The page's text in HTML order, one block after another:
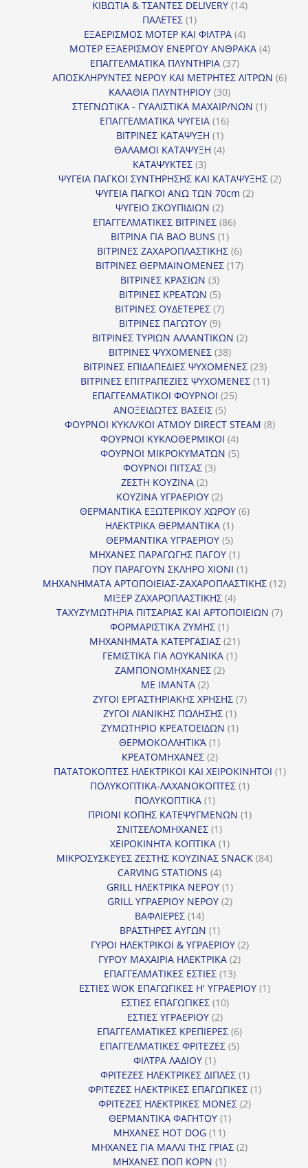
προϊόν
ΚΙΒΩΤΙΑ & ΤΣΑΝΤΕΣ DELIVERY 1414
ΠΑΛΕΤΕΣ 11
προϊόν
ΕΞΑΕΡΙΣΜΟΣ ΜΟΤΕΡ ΚΑΙ ΦΙΛΤΡΑ 44
προϊόντα
ΜΟΤΕΡ ΕΞΑΕΡΙΣΜΟΥ ΕΝΕΡΓΟΥ ΑΝΘΡΑΚΑ 44
ΕΠΑΓΓΕΛΜΑΤΙΚΑ ΠΛΥΝΤΗΡΙΑ 3737
προϊόντα
ΑΠΟΣΚΛΗΡΥΝΤΕΣ ΝΕΡΟΥ ΚΑΙ ΜΕΤΡΗΤΕΣ ΛΙΤΡΩΝ 66
ΚΑΛΑΘΙΑ ΠΛΥΝΤΗΡΙΟΥ 3030
προϊόντα
ΣΤΕΓΝΩΤΙΚΑ - ΓΥΑΛΙΣΤΙΚΑ ΜΑΧΑΙΡ/ΝΩΝ 11
ΕΠΑΓΓΕΛΜΑΤΙΚΑ ΨΥΓΕΙΑ 1616
ΒΙΤΡΙΝΕΣ ΚΑΤΑΨΥΞΗ 11
προϊόν
ΘΑΛΑΜΟΙ ΚΑΤΑΨΥΞΗ 44
ΚΑΤΑΨΥΚΤΕΣ 33
προϊόντα
ΨΥΓΕΙΑ ΠΑΓΚΟΙ ΣΥΝΤΗΡΗΣΗΣ ΚΑΙ ΚΑΤΑΨΥΞΗΣ 22
ΨΥΓΕΙΑ ΠΑΓΚΟΙ ΑΝΩ ΤΩΝ 70cm 22
ΨΥΓΕΙΟ ΣΚΟΥΠΙΔΙΩΝ 22
προϊόντα
ΕΠΑΓΓΕΛΜΑΤΙΚΕΣ ΒΙΤΡΙΝΕΣ 8686
ΒΙΤΡΙΝΑ ΓΙΑ BAO BUNS 11
προϊόν
ΒΙΤΡΙΝΕΣ ΖΑΧΑΡΟΠΛΑΣΤΙΚΗΣ 66
προϊόντα
ΒΙΤΡΙΝΕΣ ΘΕΡΜΑΙΝΟΜΕΝΕΣ 1717
ΒΙΤΡΙΝΕΣ ΚΡΑΣΙΩΝ 33
προϊόντα
ΒΙΤΡΙΝΕΣ ΚΡΕΑΤΩΝ 55
προϊόντα
ΒΙΤΡΙΝΕΣ ΟΥΔΕΤΕΡΕΣ 77
ΒΙΤΡΙΝΕΣ ΠΑΓΩΤΟΥ 99
προϊόντα
ΒΙΤΡΙΝΕΣ ΤΥΡΙΩΝ ΑΛΛΑΝΤΙΚΩΝ 22
ΒΙΤΡΙΝΕΣ ΨΥΧΟΜΕΝΕΣ 3838
προϊόντα
ΒΙΤΡΙΝΕΣ ΕΠΙΔΑΠΕΔΙΕΣ ΨΥΧΟΜΕΝΕΣ 2323
προϊόντα
ΒΙΤΡΙΝΕΣ ΕΠΙΤΡΑΠΕΖΙΕΣ ΨΥΧΟΜΕΝΕΣ 1111
ΕΠΑΓΓΕΛΜΑΤΙΚΟΙ ΦΟΥΡΝΟΙ 2525
ΑΝΟΞΕΙΔΩΤΕΣ ΒΑΣΕΙΣ 55
προϊόντα
ΦΟΥΡΝΟΙ ΚΥΚΛ/ΚΟΙ ΑΤΜΟΥ DIRECT STEAM 88
ΦΟΥΡΝΟΙ ΚΥΚΛΟΘΕΡΜΙΚΟΙ 44
προϊόντα
ΦΟΥΡΝΟΙ ΜΙΚΡΟΚΥΜΑΤΩΝ 55
ΦΟΥΡΝΟΙ ΠΙΤΣΑΣ 33
ΖΕΣΤΗ ΚΟΥΖΙΝΑ 22
προϊόντα
ΚΟΥΖΙΝΑ ΥΓΡΑΕΡΙΟΥ 22
προϊόντα
ΘΕΡΜΑΝΤΙΚΑ ΕΞΩΤΕΡΙΚΟΥ ΧΩΡΟΥ 66
ΗΛΕΚΤΡΙΚΑ ΘΕΡΜΑΝΤΙΚΑ 11
προϊόν
ΘΕΡΜΑΝΤΙΚΑ ΥΓΡΑΕΡΙΟΥ 55
προϊόντα
ΜΗΧΑΝΕΣ ΠΑΡΑΓΩΓΗΣ ΠΑΓΟΥ 11
προϊόν
ΠΟΥ ΠΑΡΑΓΟΥΝ ΣΚΛΗΡΟ ΧΙΟΝΙ 11
προϊόν
ΜΗΧΑΝΗΜΑΤΑ ΑΡΤΟΠΟΙΕΙΑΣ-ΖΑΧΑΡΟΠΛΑΣΤΙΚΗΣ 1212
ΜΙΞΕΡ ΖΑΧΑΡΟΠΛΑΣΤΙΚΗΣ 44
προϊόντα
ΤΑΧΥΖΥΜΩΤΗΡΙΑ ΠΙΤΣΑΡΙΑΣ ΚΑΙ ΑΡΤΟΠΟΙΕΙΩΝ 77
ΦΟΡΜΑΡΙΣΤΙΚΑ ΖΥΜΗΣ 11
προϊόν
ΜΗΧΑΝΗΜΑΤΑ ΚΑΤΕΡΓΑΣΙΑΣ 2121
προϊόντα
ΓΕΜΙΣΤΙΚΑ ΓΙΑ ΛΟΥΚΑΝΙΚΑ 11
ΖΑΜΠΟΝΟΜΗΧΑΝΕΣ 22
ΜΕ ΙΜΑΝΤΑ 22
προϊόντα
ΖΥΓΟΙ ΕΡΓΑΣΤΗΡΙΑΚΗΣ ΧΡΗΣΗΣ 77
ΖΥΓΟΙ ΛΙΑΝΙΚΗΣ ΠΩΛΗΣΗΣ 11
προϊόν
ΖΥΜΩΤΗΡΙΟ ΚΡΕΑΤΟΕΙΔΩΝ 11
ΘΕΡΜΟΚΟΛΛΗΤΙΚΆ 11
προϊόν
ΚΡΕΑΤΟΜΗΧΑΝΕΣ 22
προϊόντα
ΠΑΤΑΤΟΚΟΠΤΕΣ ΗΛΕΚΤΡΙΚΟΙ ΚΑΙ ΧΕΙΡΟΚΙΝΗΤΟΙ 11
ΠΟΛΥΚΟΠΤΙΚΑ-ΛΑΧΑΝΟΚΟΠΤΕΣ 11
ΠΟΛΥΚΟΠΤΙΚΑ 11
προϊόν
ΠΡΙΟΝΙ ΚΟΠΗΣ ΚΑΤΕΨΥΓΜΕΝΩΝ 11
ΣΝΙΤΣΕΛΟΜΗΧΑΝΕΣ 11
προϊόν
ΧΕΙΡΟΚΙΝΗΤΑ ΚΟΠΤΙΚΑ 11
προϊόν
ΜΙΚΡΟΣΥΣΚΕΥΕΣ ΖΕΣΤΗΣ ΚΟΥΖΙΝΑΣ SNACK 8484
CARVING STATIONS 44
προϊόντα
GRILL ΗΛΕΚΤΡΙΚΑ ΝΕΡΟΥ 11
προϊόν
GRILL ΥΓΡΑΕΡΙΟΥ ΝΕΡΟΥ 22
ΒΑΦΛΙΕΡΕΣ 1414
προϊόντα
ΒΡΑΣΤΗΡΕΣ ΑΥΓΩΝ 11
προϊόν
ΓΥΡΟΙ ΗΛΕΚΤΡΙΚΟΙ & ΥΓΡΑΕΡΙΟΥ 22
ΓΥΡΟΥ ΜΑΧΑΙΡΙΑ ΗΛΕΚΤΡΙΚΑ 22
ΕΠΑΓΓΕΛΜΑΤΙΚΕΣ ΕΣΤΙΕΣ 1313
προϊόντα
ΕΣΤΙΕΣ WOK ΕΠΑΓΩΓΙΚΕΣ Η' ΥΓΡΑΕΡΙΟΥ 11
ΕΣΤΙΕΣ ΕΠΑΓΩΓΙΚΕΣ 1010
ΕΣΤΙΕΣ ΥΓΡΑΕΡΙΟΥ 22
προϊόντα
ΕΠΑΓΓΕΛΜΑΤΙΚΕΣ ΚΡΕΠΙΕΡΕΣ 66
προϊόντα
ΕΠΑΓΓΕΛΜΑΤΙΚΕΣ ΦΡΙΤΕΖΕΣ 55
ΦΙΛΤΡΑ ΛΑΔΙΟΥ 11
προϊόν
ΦΡΙΤΕΖΕΣ ΗΛΕΚΤΡΙΚΕΣ ΔΙΠΛΕΣ 11
προϊόν
ΦΡΙΤΕΖΕΣ ΗΛΕΚΤΡΙΚΕΣ ΕΠΑΓΩΓΙΚΕΣ 11
ΦΡΙΤΕΖΕΣ ΗΛΕΚΤΡΙΚΕΣ ΜΟΝΕΣ 22
ΘΕΡΜΑΝΤΙΚΑ ΦΑΓΗΤΟΥ 11
ΜΗΧΑΝΕΣ HOT DOG 1111
προϊόντα
ΜΗΧΑΝΕΣ ΓΙΑ ΜΑΛΛΙ ΤΗΣ ΓΡΙΑΣ 22
ΜΗΧΑΝΕΣ ΠΟΠ ΚΟΡΝ 11